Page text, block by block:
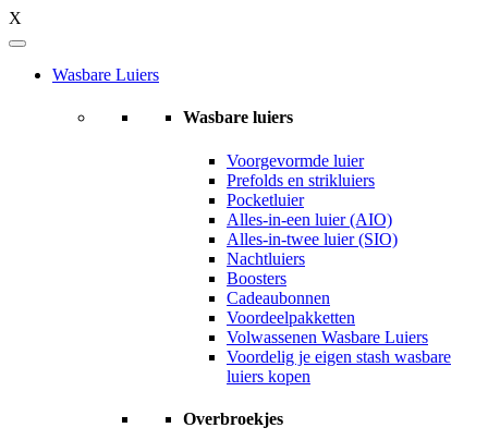
X
Wasbare Luiers
Wasbare luiers
Voorgevormde luier
Prefolds en strikluiers
Pocketluier
Alles-in-een luier (AIO)
Alles-in-twee luier (SIO)
Nachtluiers
Boosters
Cadeaubonnen
Voordeelpakketten
Volwassenen Wasbare Luiers
Voordelig je eigen stash wasbare
luiers kopen
Overbroekjes